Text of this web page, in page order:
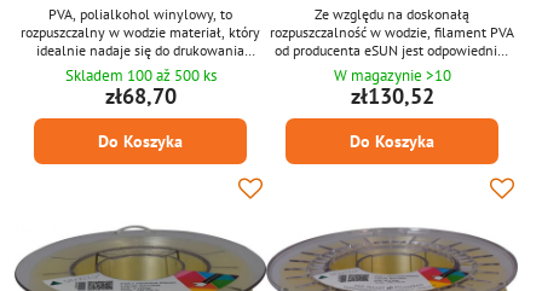
PVA, polialkohol winylowy, to
rozpuszczalny w wodzie materiał, który
idealnie nadaje się do drukowania
podpór dla bardziej złożonych modeli z
nawisami i trudno dostępnymi
miejscami. Średnica filamentu: 1,75 mm
± 0,02 mm. Opakowanie 0,5 kg -
zawiera ok. 166 m sznurka o średnicy
1,75 mm. Dostarczany w przezroczystym
Skladem 100 až 500 ks
zł68,70
Do Koszyka
Ze względu na doskonałą
rozpuszczalność w wodzie, filament PVA
od producenta eSUN jest odpowiednim
filamentem do podłoży drukowych. PVA
można rozpuścić w wodzie o
temperaturze 21°C w zaledwie kilka
godzin, dla szybszego usunięcia dobrze
jest podnieść temperaturę wody.
W magazynie >10
zł130,52
Do Koszyka